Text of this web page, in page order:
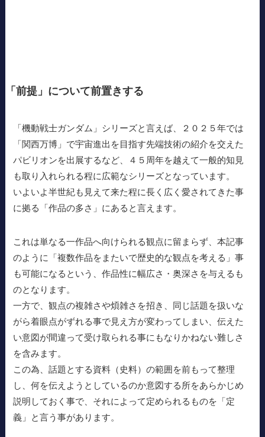
「前提」について前置きする
「機動戦士ガンダム」シリーズと言えば、２０２５年では
「関西万博」で宇宙進出を目指す先端技術の紹介を交えた
パビリオンを出展するなど、４５周年を越えて一般的知見
も取り入れられる程に広範なシリーズとなっています。
いよいよ半世紀も見えて来た程に長く広く愛されてきた事
に拠る「作品の多さ」にあると言えます。
これは単なる一作品へ向けられる観点に留まらず、本記事
のように「複数作品をまたいで歴史的な観点を考える」事
も可能になるという、作品性に幅広さ・奥深さを与えるも
のとなります。
一方で、観点の複雑さや煩雑さを招き、同じ話題を扱いな
がら着眼点がずれる事で見え方が変わってしまい、伝えた
い意図が間違って受け取られる事にもなりかねない難しさ
を含みます。
この為、話題とする資料（史料）の範囲を前もって整理
し、何を伝えようとしているのか意図する所をあらかじめ
説明しておく事で、それによって定められるものを「定
義」と言う事があります。